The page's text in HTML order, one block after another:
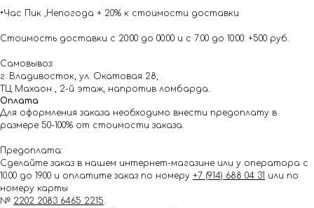
•Час Пик ,Непогода + 20% к стоимости доставки
Стоимость доставки с 20:00 до 00:00 и с 7:00 до 10:00: +500 руб.
Самовывоз:
г. Владивосток, ул. Окатовая 28,
ТЦ Махаон , 2-й этаж, напротив ломбарда.
Оплата
Для оформления заказа необходимо внести предоплату в
размере 50-100% от стоимости заказа.
Предоплата:
Сделайте заказ в нашем интернет-магазине или у оператора с
10.00 до 19.00 и оплатите заказ по номеру +7 (914) 688 04 31 или по
номеру карты
№ 2202 2083 6465 2215.